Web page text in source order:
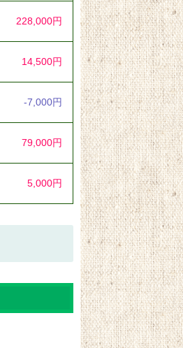
228,000円
14,500円
-7,000円
79,000円
5,000円